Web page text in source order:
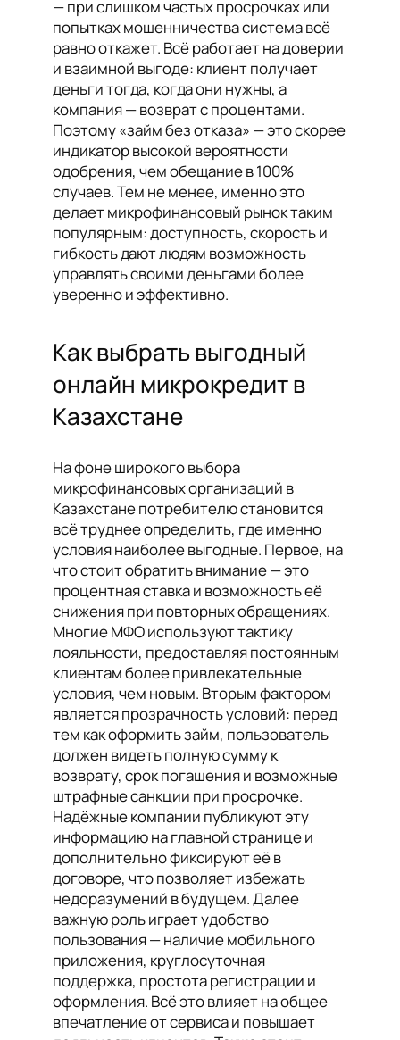
— при слишком частых просрочках или
попытках мошенничества система всё
равно откажет. Всё работает на доверии
и взаимной выгоде: клиент получает
деньги тогда, когда они нужны, а
компания — возврат с процентами.
Поэтому «займ без отказа» — это скорее
индикатор высокой вероятности
одобрения, чем обещание в 100%
случаев. Тем не менее, именно это
делает микрофинансовый рынок таким
популярным: доступность, скорость и
гибкость дают людям возможность
управлять своими деньгами более
уверенно и эффективно.
Как выбрать выгодный
онлайн микрокредит в
Казахстане
На фоне широкого выбора
микрофинансовых организаций в
Казахстане потребителю становится
всё труднее определить, где именно
условия наиболее выгодные. Первое, на
что стоит обратить внимание — это
процентная ставка и возможность её
снижения при повторных обращениях.
Многие МФО используют тактику
лояльности, предоставляя постоянным
клиентам более привлекательные
условия, чем новым. Вторым фактором
является прозрачность условий: перед
тем как оформить займ, пользователь
должен видеть полную сумму к
возврату, срок погашения и возможные
штрафные санкции при просрочке.
Надёжные компании публикуют эту
информацию на главной странице и
дополнительно фиксируют её в
договоре, что позволяет избежать
недоразумений в будущем. Далее
важную роль играет удобство
пользования — наличие мобильного
приложения, круглосуточная
поддержка, простота регистрации и
оформления. Всё это влияет на общее
впечатление от сервиса и повышает